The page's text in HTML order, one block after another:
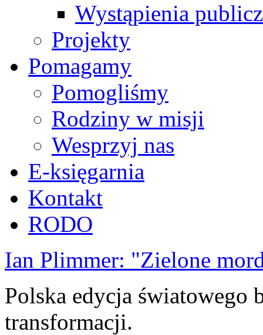
Wystąpienia
Projekty
Pomagamy
Pomogliśmy
Rodziny w misji
Wesprzyj nas
E-księgarnia
Kontakt
RODO
Ian Plimmer: "Zielone
Polska edycja światowego
transformacji.